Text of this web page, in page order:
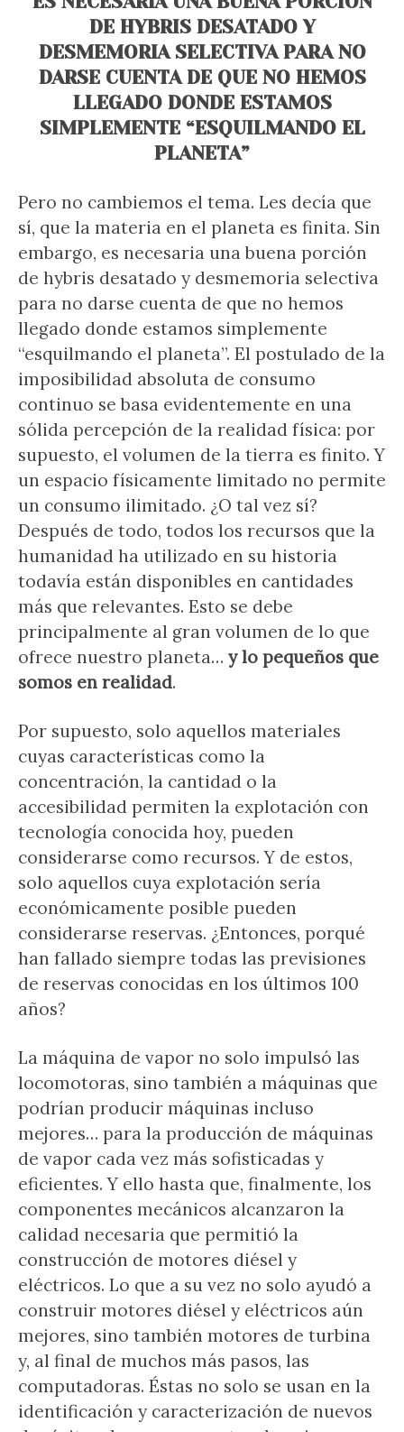
DE HYBRIS DESATADO Y
DESMEMORIA SELECTIVA PARA NO
DARSE CUENTA DE QUE NO HEMOS
LLEGADO DONDE ESTAMOS
SIMPLEMENTE “ESQUILMANDO EL
PLANETA”
Pero no cambiemos el tema. Les decía que
sí, que la materia en el planeta es finita. Sin
embargo, es necesaria una buena porción
de hybris desatado y desmemoria selectiva
para no darse cuenta de que no hemos
llegado donde estamos simplemente
“esquilmando el planeta”. El postulado de la
imposibilidad absoluta de consumo
continuo se basa evidentemente en una
sólida percepción de la realidad física: por
supuesto, el volumen de la tierra es finito. Y
un espacio físicamente limitado no permite
un consumo ilimitado. ¿O tal vez sí?
Después de todo, todos los recursos que la
humanidad ha utilizado en su historia
todavía están disponibles en cantidades
más que relevantes. Esto se debe
principalmente al gran volumen de lo que
ofrece nuestro planeta… y lo pequeños que
somos en realidad.
Por supuesto, solo aquellos materiales
cuyas características como la
concentración, la cantidad o la
accesibilidad permiten la explotación con
tecnología conocida hoy, pueden
considerarse como recursos. Y de estos,
solo aquellos cuya explotación sería
económicamente posible pueden
considerarse reservas. ¿Entonces, porqué
han fallado siempre todas las previsiones
de reservas conocidas en los últimos 100
años?
La máquina de vapor no solo impulsó las
locomotoras, sino también a máquinas que
podrían producir máquinas incluso
mejores… para la producción de máquinas
de vapor cada vez más sofisticadas y
eficientes. Y ello hasta que, finalmente, los
componentes mecánicos alcanzaron la
calidad necesaria que permitió la
construcción de motores diésel y
eléctricos. Lo que a su vez no solo ayudó a
construir motores diésel y eléctricos aún
mejores, sino también motores de turbina
y, al final de muchos más pasos, las
computadoras. Éstas no solo se usan en la
identificación y caracterización de nuevos